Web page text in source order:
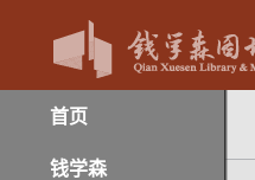
首页
钱学森